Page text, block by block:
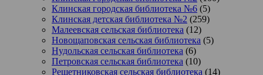
Клинская городская библиотека №6 (5)
Клинская детская библиотека №2 (259)
Малеевская сельская библиотека (12)
Новощаповская сельская библиотека (5)
Нудольская сельская библиотека (6)
Петровская сельская библиотека (10)
Решетниковская сельская библиотека (14)